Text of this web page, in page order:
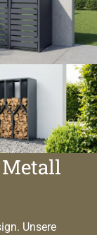
Metall
Unsere